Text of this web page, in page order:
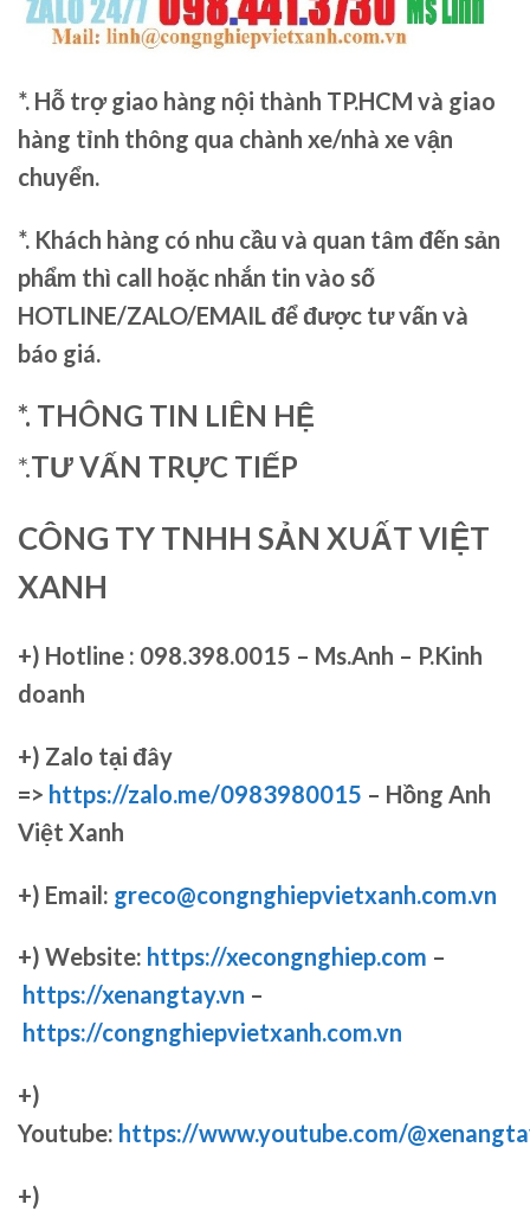
*. Hỗ trợ giao hàng nội thành TP.HCM và giao
hàng tỉnh thông qua chành xe/nhà xe vận
chuyển.
*. Khách hàng có nhu cầu và quan tâm đến sản
phẩm thì call hoặc nhắn tin vào số
HOTLINE/ZALO/EMAIL để được tư vấn và
báo giá.
*. THÔNG TIN LIÊN HỆ
*.TƯ VẤN TRỰC TIẾP
CÔNG TY TNHH SẢN XUẤT VIỆT
XANH
+) Hotline : 098.398.0015 – Ms.Anh – P.Kinh
doanh
+) Zalo tại đây
=> https://zalo.me/0983980015 – Hồng Anh
Việt Xanh
+) Email: greco@congnghiepvietxanh.com.vn
+) Website: https://xecongnghiep.com –
https://xenangtay.vn –
https://congnghiepvietxanh.com.vn
+)
Youtube: https://www.youtube.com/
+)